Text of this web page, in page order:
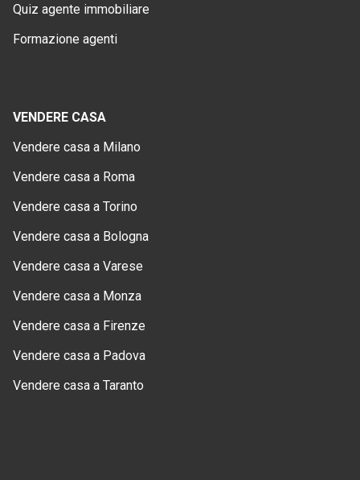
Quiz agente immobiliare
Formazione agenti
VENDERE CASA
Vendere casa a Milano
Vendere casa a Roma
Vendere casa a Torino
Vendere casa a Bologna
Vendere casa a Varese
Vendere casa a Monza
Vendere casa a Firenze
Vendere casa a Padova
Vendere casa a Taranto